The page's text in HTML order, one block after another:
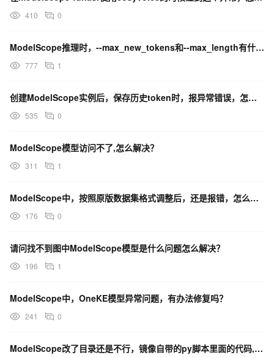
410 0
ModelScope推理时，--max_new_tokens和--max_length有什么区别？
777 1
创建ModelScope实例后，保存历史token时，报异常错误，怎么解决？
535 0
ModelScope模型访问不了,怎么解决？
311 1
ModelScope中，按照原版数据集格式调整后，还是报错，怎么解决？
176 0
请问找不到图中ModelScope模型是什么问题怎么解决？
196 1
ModelScope中，OneKE模型异常问题，有办法修复吗？
241 0
ModelScope改了目录还是不行，镜像自带的py脚本里面的代码,怎么解决？